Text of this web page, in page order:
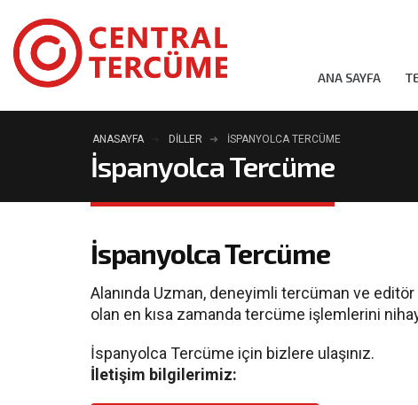
ANA SAYFA
ANASAYFA DILLER İSPANYOLCA TERCÜME
İspanyolca Tercüme
İspanyolca Tercüme
Alanında Uzman, deneyimli tercüman ve
olan en kısa zamanda tercüme işlemlerini
İspanyolca Tercüme için bizlere ulaşınız.
İletişim bilgilerimiz: